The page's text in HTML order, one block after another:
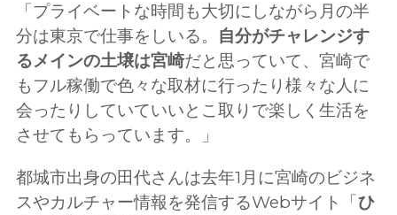
「プライベートな時間も大切にしながら月の半
分は東京で仕事をしいる。
自分がチャレンジす
るメインの土壌は宮崎だと思っていて、宮崎で
もフル稼働で色々な取材に行ったり様々な人に
会ったりしていていいとこ取りで楽しく生活を
させてもらっています。」
都城市出身の田代さんは去年1月に宮崎のビジネ
スやカルチャー情報を発信するWebサイト「ひ